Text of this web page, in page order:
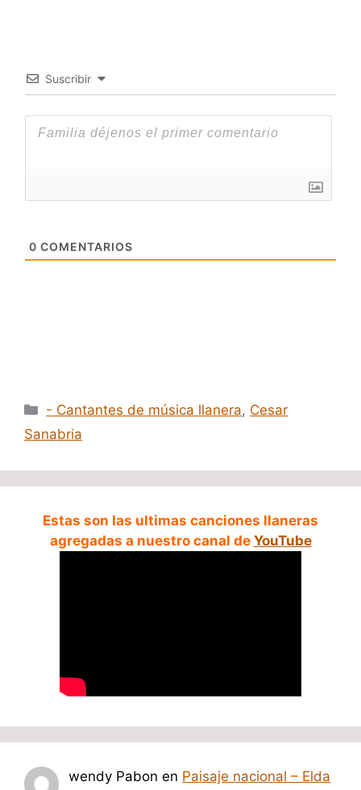
Suscribir
0 COMENTARIOS
Categorías
- Cantantes de música llanera, Cesar
Sanabria
Estas son las ultimas canciones llaneras
agregadas a nuestro canal de YouTube
wendy Pabon en Paisaje nacional – Elda